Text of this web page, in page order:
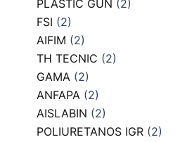
PLASTIC GUN (2)
FSI (2)
AIFIM (2)
TH TECNIC (2)
GAMA (2)
ANFAPA (2)
AISLABIN (2)
POLIURETANOS IGR (2)